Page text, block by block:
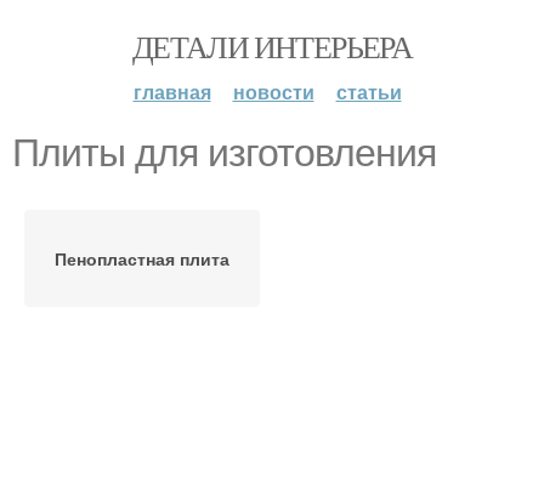
ДЕТАЛИ ИНТЕРЬЕРА
главная новости статьи
Плиты для изготовления
Пенопластная плита